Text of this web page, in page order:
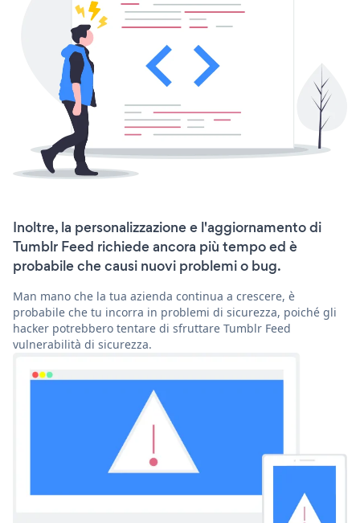
Inoltre, la personalizzazione e l'aggiornamento di
Tumblr Feed richiede ancora più tempo ed è
probabile che causi nuovi problemi o bug.
Man mano che la tua azienda continua a crescere, è
probabile che tu incorra in problemi di sicurezza, poiché gli
hacker potrebbero tentare di sfruttare Tumblr Feed
vulnerabilità di sicurezza.